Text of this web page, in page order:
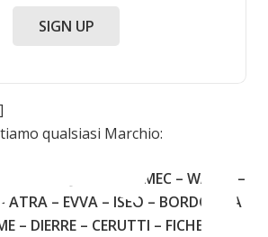
SIGN UP
qualsiasi Marchio:
– FIAM – JUWEL – OMEC – WALLY –
ATRA – EVVA – ISEO – BORDOGNA
– DIERRE – CERUTTI – FICHET